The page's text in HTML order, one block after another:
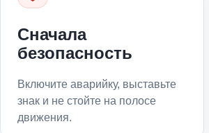
Сначала
безопасность
Включите аварийку, выставьте
знак и не стойте на полосе
движения.